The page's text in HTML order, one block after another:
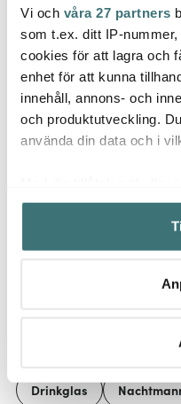
Vi och våra 27 partners
som t.ex. ditt IP-
cookies för att lagra och
enhet för att kunna
innehåll, annons- och
och produktutveckling.
använda din data och i
Samla in information
kan ha en
Identifiera din enhet
Ta reda på mer om hur
Du kan ändra eller dra
Nachtmann
Noblesse Ölglas 41 cl 4-
Pack
419 kr 599 kr
I lager
Låt dig
Drinkglas